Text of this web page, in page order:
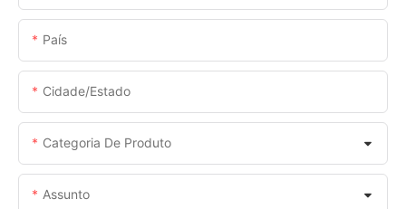
País
Cidade/estado
Categoria De Produto
Assunto